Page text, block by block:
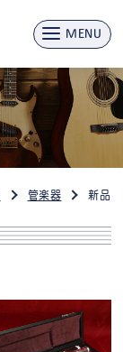
MENU
管楽器 新品